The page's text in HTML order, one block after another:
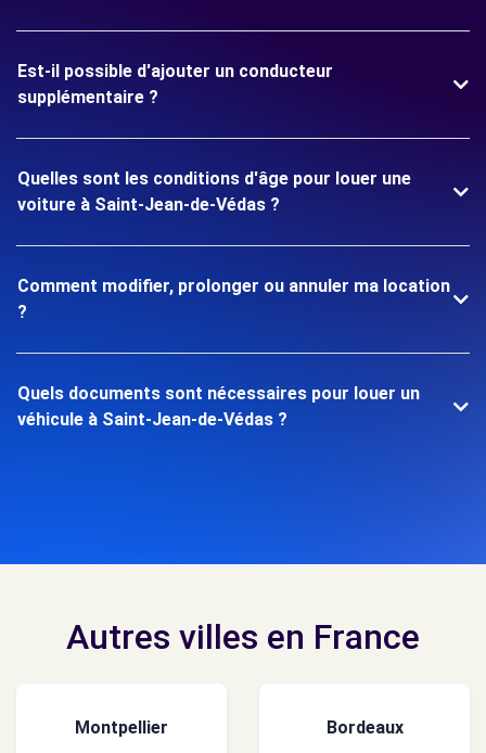
Est-il possible d'ajouter un conducteur
supplémentaire ?
Quelles sont les conditions d'âge pour louer une
voiture à Saint-Jean-de-Védas ?
Comment modifier, prolonger ou annuler ma location
?
Quels documents sont nécessaires pour louer un
véhicule à Saint-Jean-de-Védas ?
Autres villes en France
Montpellier Bordeaux